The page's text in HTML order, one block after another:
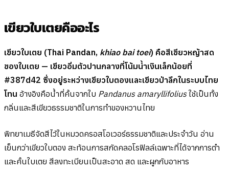
เขียวใบเตยคืออะไร
เขียวใบเตย (Thai Pandan, khiao bai toei) คือสีเขียวหญ้าสด
ของใบเตย — เขียวอิ่มตัวปานกลางที่โน้มน้ำเงินเล็กน้อยที่
#387d42 ซึ่งอยู่ระหว่างเขียวใบตองและเขียวป่าลึกในระบบไทย
โทน อ้างอิงคือน้ำที่คั้นจากใบ Pandanus amaryllifoliusใช้เป็นทั้ง
กลิ่นและสีเขียวธรรมชาติในการทำของหวานไทย
พิทยาเมธีจัดสีไว้ในหมวดครอสโอเวอร์ธรรมชาติและประจำวัน อ่าน
เย็นกว่าเขียวใบตอง สะท้อนการสกัดคลอโรฟิลล์เฉพาะที่ได้จากการตำ
และคั้นใบเตย สีลงทะเบียนเป็นสะอาด สด และผูกกับอาหาร